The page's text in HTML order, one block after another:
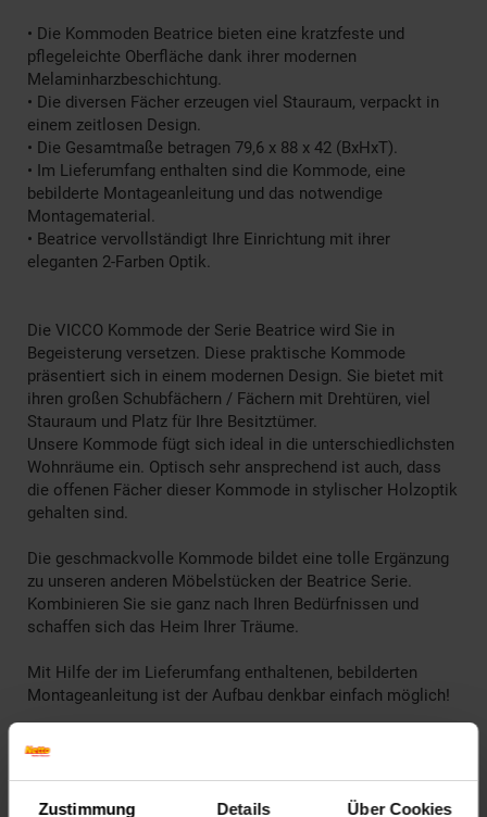
Zustimmung Details Über Cookies
• Die Kommoden Beatrice bieten eine kratzfeste und
pflegeleichte Oberfläche dank ihrer modernen
Melaminharzbeschichtung.
• Die diversen Fächer erzeugen viel Stauraum, verpackt in
einem zeitlosen Design.
• Die Gesamtmaße betragen 79,6 x 88 x 42 (BxHxT).
• Im Lieferumfang enthalten sind die Kommode, eine
bebilderte Montageanleitung und das notwendige
Montagematerial.
• Beatrice vervollständigt Ihre Einrichtung mit ihrer
eleganten 2-Farben Optik.
Die VICCO Kommode der Serie Beatrice wird Sie in
Begeisterung versetzen. Diese praktische Kommode
präsentiert sich in einem modernen Design. Sie bietet mit
ihren großen Schubfächern / Fächern mit Drehtüren, viel
Stauraum und Platz für Ihre Besitztümer.
Unsere Kommode fügt sich ideal in die unterschiedlichsten
Wohnräume ein. Optisch sehr ansprechend ist auch, dass
die offenen Fächer dieser Kommode in stylischer Holzoptik
gehalten sind.
Die geschmackvolle Kommode bildet eine tolle Ergänzung
zu unseren anderen Möbelstücken der Beatrice Serie.
Kombinieren Sie sie ganz nach Ihren Bedürfnissen und
schaffen sich das Heim Ihrer Träume.
Mit Hilfe der im Lieferumfang enthaltenen, bebilderten
Montageanleitung ist der Aufbau denkbar einfach möglich!
________________________________________________
Technische Daten